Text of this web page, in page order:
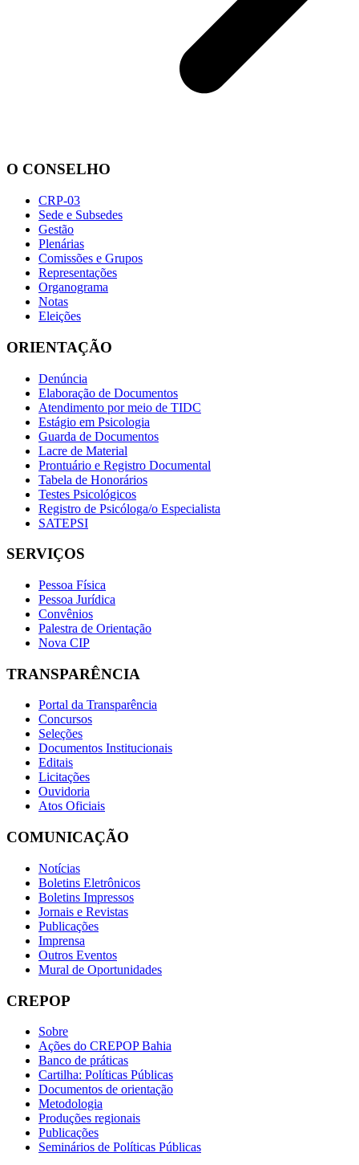
O CONSELHO
CRP-03
Sede e Subsedes
Gestão
Plenárias
Comissões e Grupos
Representações
Organograma
Notas
Eleições
ORIENTAÇÃO
Denúncia
Elaboração de Documentos
Atendimento por meio de TIDC
Estágio em Psicologia
Guarda de Documentos
Lacre de Material
Prontuário e Registro Documental
Tabela de Honorários
Testes Psicológicos
Registro de Psicóloga/o Especialista
SATEPSI
SERVIÇOS
Pessoa Física
Pessoa Jurídica
Convênios
Palestra de Orientação
Nova CIP
TRANSPARÊNCIA
Portal da Transparência
Concursos
Seleções
Documentos Institucionais
Editais
Licitações
Ouvidoria
Atos Oficiais
COMUNICAÇÃO
Notícias
Boletins Eletrônicos
Boletins Impressos
Jornais e Revistas
Publicações
Imprensa
Outros Eventos
Mural de Oportunidades
CREPOP
Sobre
Ações do CREPOP Bahia
Banco de práticas
Cartilha: Políticas Públicas
Documentos de orientação
Metodologia
Produções regionais
Publicações
Seminários de Políticas Públicas